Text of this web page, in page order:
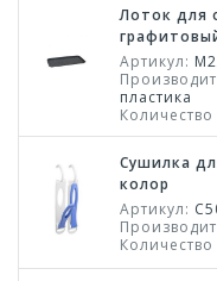
Лоток для
Артикул:
пластика
Количество
Сушилка
колор
Артикул:
Количество